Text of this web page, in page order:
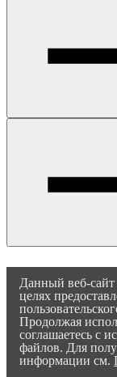
Данный веб-сайт
целях
Продолжая
соглашаетесь с
файлов. Для
информации см.